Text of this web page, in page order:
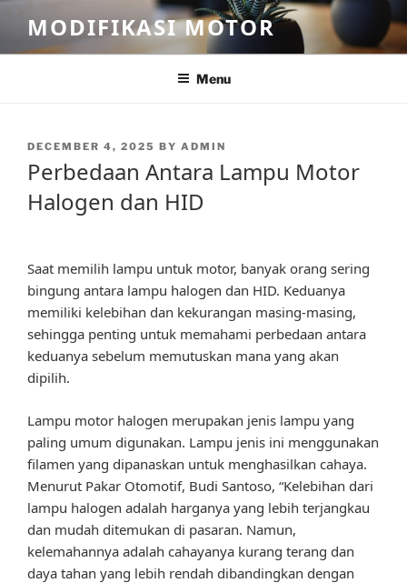
content
MODIFIKASI MOTOR
Menu
POSTED
DECEMBER 4, 2025 BY ADMIN
Perbedaan Antara Lampu Motor
Halogen dan HID
Saat memilih lampu untuk motor, banyak orang sering
bingung antara lampu halogen dan HID. Keduanya
memiliki kelebihan dan kekurangan masing-masing,
sehingga penting untuk memahami perbedaan antara
keduanya sebelum memutuskan mana yang akan
dipilih.
Lampu motor halogen merupakan jenis lampu yang
paling umum digunakan. Lampu jenis ini menggunakan
filamen yang dipanaskan untuk menghasilkan cahaya.
Menurut Pakar Otomotif, Budi Santoso, “Kelebihan dari
lampu halogen adalah harganya yang lebih terjangkau
dan mudah ditemukan di pasaran. Namun,
kelemahannya adalah cahayanya kurang terang dan
daya tahan yang lebih rendah dibandingkan dengan